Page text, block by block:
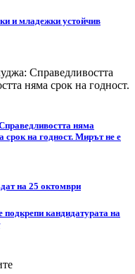
и младежки устойчив
няма
срок на годност. Мирът не е
на 25 октомври
кандидатурата на